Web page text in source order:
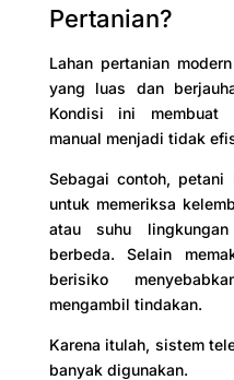
Pertanian?
Lahan pertanian
yang luas dan
Kondisi ini membuat
manual menjadi tidak
Sebagai contoh, petani
untuk memeriksa
atau suhu
berbeda. Selain
berisiko
mengambil tindakan.
Karena itulah, sistem
banyak digunakan.